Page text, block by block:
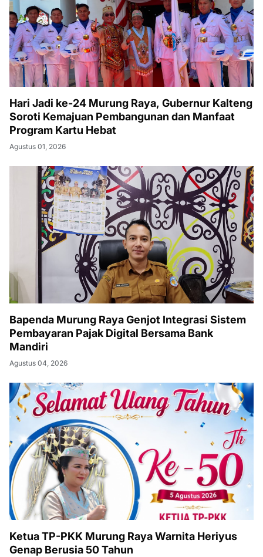
Hari Jadi ke-24 Murung Raya, Gubernur Kalteng
Soroti Kemajuan Pembangunan dan Manfaat
Program Kartu Hebat
Agustus 01, 2026
Bapenda Murung Raya Genjot Integrasi Sistem
Pembayaran Pajak Digital Bersama Bank
Mandiri
Agustus 04, 2026
Ketua TP-PKK Murung Raya Warnita Heriyus
Genap Berusia 50 Tahun